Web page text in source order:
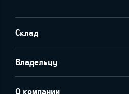
Склад
Владельцу
О компании